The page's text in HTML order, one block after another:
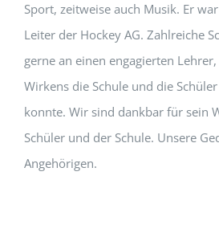
Sport, zeitweise auch Musik. Er
Leiter der Hockey AG. Zahlreiche
gerne an einen engagierten
Wirkens die Schule und die
konnte. Wir sind dankbar für sein
Schüler und der Schule. Unsere
Angehörigen.